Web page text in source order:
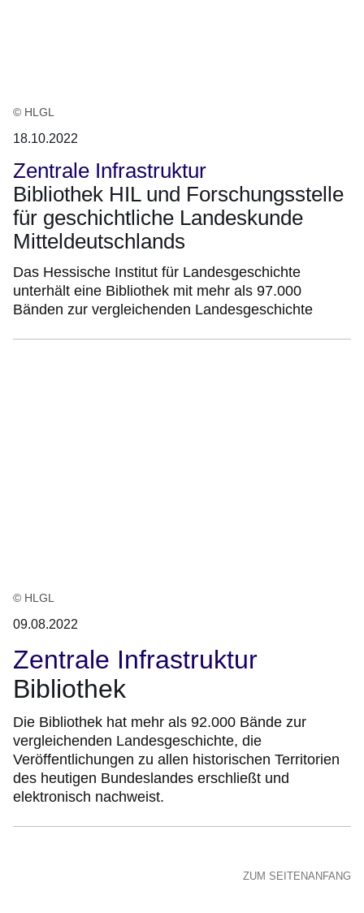
© HLGL
18.10.2022
Zentrale Infrastruktur
Bibliothek HIL und Forschungsstelle
für geschichtliche Landeskunde
Mitteldeutschlands
Das Hessische Institut für Landesgeschichte
unterhält eine Bibliothek mit mehr als 97.000
Bänden zur vergleichenden Landesgeschichte
© HLGL
09.08.2022
Zentrale Infrastruktur
Bibliothek
Die Bibliothek hat mehr als 92.000 Bände zur
vergleichenden Landesgeschichte, die
Veröffentlichungen zu allen historischen Territorien
des heutigen Bundeslandes erschließt und
elektronisch nachweist.
ZUM SEITENANFANG